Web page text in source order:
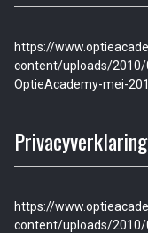
https://
content/uploads/
OptieAcademy-mei-
Privacyverklaring
https://
content/uploads/2010/